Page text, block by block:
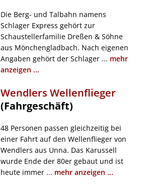
Die Berg- und Talbahn namens
Schlager Express gehört zur
Schaustellerfamilie Dreßen & Söhne
aus Mönchengladbach. Nach eigenen
Angaben gehört der Schlager ... mehr
anzeigen ...
Wendlers Wellenflieger
(Fahrgeschäft)
48 Personen passen gleichzeitig bei
einer Fahrt auf den Wellenflieger von
Wendlers aus Unna. Das Karussell
wurde Ende der 80er gebaut und ist
heute immer ... mehr anzeigen ...